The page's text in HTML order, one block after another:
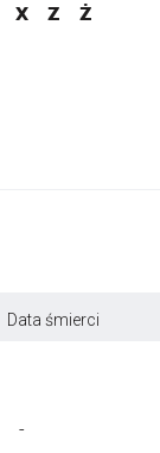
X Z
Ż
Data śmierci
-